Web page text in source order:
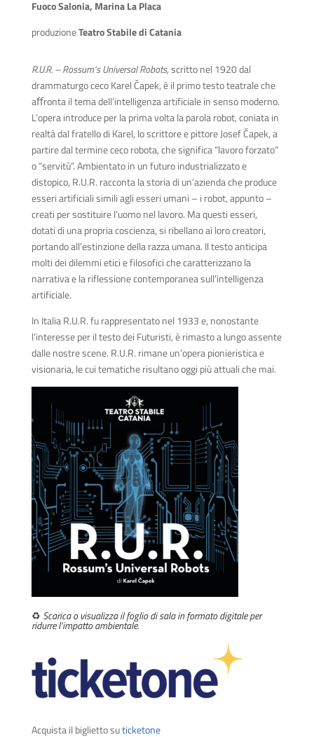
Fuoco Salonia, Marina La Placa
produzioneTeatro Stabile di Catania
R.U.R. – Rossum’s Universal Robots,scritto nel 1920 dal
drammaturgo ceco KarelČapek, è il primo testo teatrale che
aﬀronta il tema dell’intelligenza artificiale in senso moderno.
L’opera introduce per la prima volta la parola robot, coniata in
realtà dal fratello di Karel, lo scrittore e pittore JosefČapek, a
partire dal termine ceco robota, che significa “lavoro forzato”
o “servitù”. Ambientato in un futuro industrializzato e
distopico, R.U.R. racconta la storia di un’azienda che produce
esseri artificiali simili agli esseri umani – i robot, appunto –
creati per sostituire l’uomo nel lavoro. Ma questi esseri,
dotati di una propria coscienza, si ribellano ai loro creatori,
portando all’estinzione della razza umana. Il testo anticipa
molti dei dilemmi etici e filosofici che caratterizzano la
narrativa e la riflessione contemporanea sull’intelligenza
artificiale.
In Italia R.U.R. fu rappresentato nel 1933 e, nonostante
l’interesse per il testo dei Futuristi, è rimasto a lungo assente
dalle nostre scene. R.U.R. rimane un’opera pionieristica e
visionaria, le cui tematiche risultano oggi più attuali che mai.
♻️ Scarica o visualizza il foglio di salainformato digitale per
ridurre l’impatto ambientale.
Acquista il biglietto suticketone